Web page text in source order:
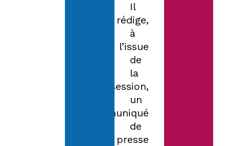
Il
rédige,
à
l’issue
de
la
session,
un
communiqué
de
presse